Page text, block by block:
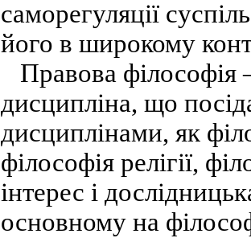
саморегуляції
його в широкому
Правова філософія
дисципліна, що
дисциплінами, як
філософія релігії,
інтерес і
основному на